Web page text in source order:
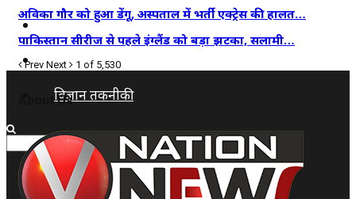
कृषि
धर्म
विज्ञान तकनीकी
अविका गौर को हुआ डेंगू, अस्पताल में भर्ती एक्ट्रेस की हालत…
पाकिस्तान सीरीज से पहले इंग्लैंड को बड़ा झटका, सलामी…
Prev Next 1 of 5,530
About Us